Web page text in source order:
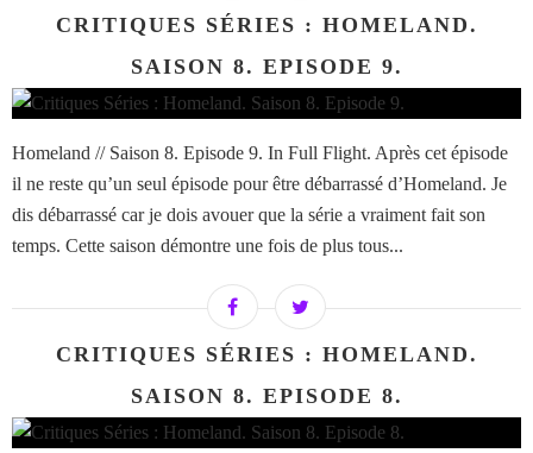
CRITIQUES SÉRIES : HOMELAND.
SAISON 8. EPISODE 9.
Homeland // Saison 8. Episode 9. In Full Flight. Après cet épisode
il ne reste qu’un seul épisode pour être débarrassé d’Homeland. Je
dis débarrassé car je dois avouer que la série a vraiment fait son
temps. Cette saison démontre une fois de plus tous...
CRITIQUES SÉRIES : HOMELAND.
SAISON 8. EPISODE 8.